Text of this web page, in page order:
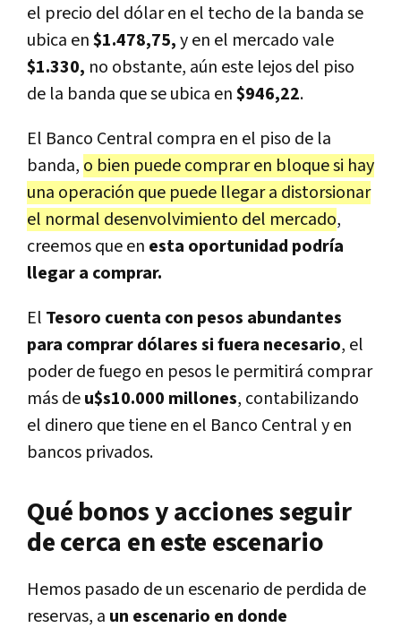
el precio del dólar en el techo de la banda se
ubica en$1.478,75,y en el mercado vale
$1.330, no obstante, aún este lejos del piso
de la banda que se ubica en$946,22.
El Banco Central compra en el piso de la
banda, o bien puede comprar en bloque si hay
una operación que puede llegar a distorsionar
el normal desenvolvimiento del mercado,
creemos que en esta oportunidad podría
llegar a comprar.
El Tesoro cuenta con pesos abundantes
para comprar dólares si fuera necesario, el
poder de fuego en pesos le permitirá comprar
más deu$s10.000 millones, contabilizando
el dinero que tiene en el Banco Central y en
bancos privados.
Qué bonos y acciones seguir
de cerca en este escenario
Hemos pasado de un escenario de perdida de
reservas, a un escenario en donde